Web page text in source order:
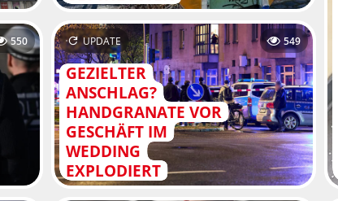
550
GEZIELTER
ANSCHLAG?
HANDGRANATE VOR
GESCHÄFT IM
WEDDING
EXPLODIERT
UPDATE 549